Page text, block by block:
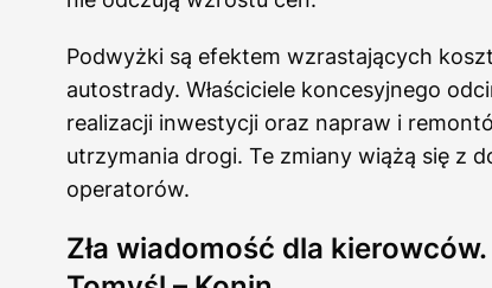
Podwyżki są efektem wzrastających
autostrady. Właściciele koncesyjnego
realizacji inwestycji oraz napraw i
utrzymania drogi. Te zmiany wiążą się z
operatorów.
Zła wiadomość dla